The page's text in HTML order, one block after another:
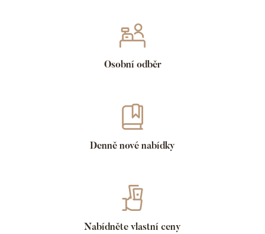
Osobní odběr
Denně nové nabídky
Nabídněte vlastní ceny